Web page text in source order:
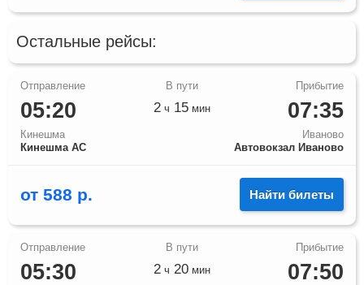
Остальные рейсы:
05:20
Кинешма
Кинешма АС
07:35
Иваново
Автовокзал Иваново
2 ч 15 мин
от 588 р. Найти билеты
05:30 07:50
2 ч 20 мин